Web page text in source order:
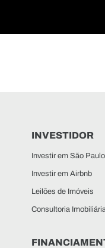
INVESTIDOR
Investir em São Paulo
Investir em Airbnb
Leilões de Imóveis
Consultoria